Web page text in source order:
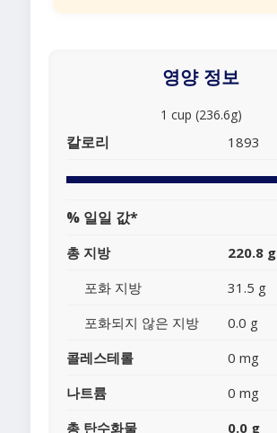
영양 정보
1 cup (236.6g)
칼로리 1893
% 일일 값*
총 지방 220.8 g
포화 지방
31.5 g
포화되지 않은 지방
0.0 g
콜레스테롤
0 mg
나트륨
0 mg
총 탄수화물
0.0 g